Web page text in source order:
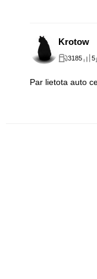
Krotow
3185 5
Par lietota auto